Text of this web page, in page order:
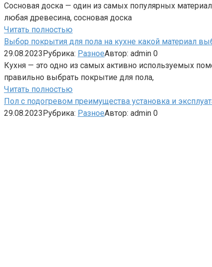
Сосновая доска — один из самых популярных
любая древесина, сосновая доска
Читать полностью
Выбор покрытия для пола на кухне какой материал
29.08.2023Рубрика: РазноеАвтор: admin 0
Кухня — это одно из самых активно используемых
правильно выбрать покрытие для пола,
Читать полностью
Пол с подогревом преимущества установка и
29.08.2023Рубрика: РазноеАвтор: admin 0